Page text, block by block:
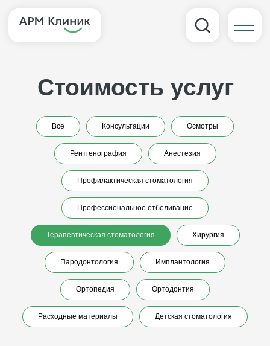
Все Консультации Осмотры
Рентгенография Анестезия
Профилактическая стоматология
Профессиональное отбеливание
Терапевтическая стоматология Хирургия
Пародонтология Имплантология
Ортопедия Ортодонтия
Расходные материалы Детская стоматология
Терапевтическая стоматология